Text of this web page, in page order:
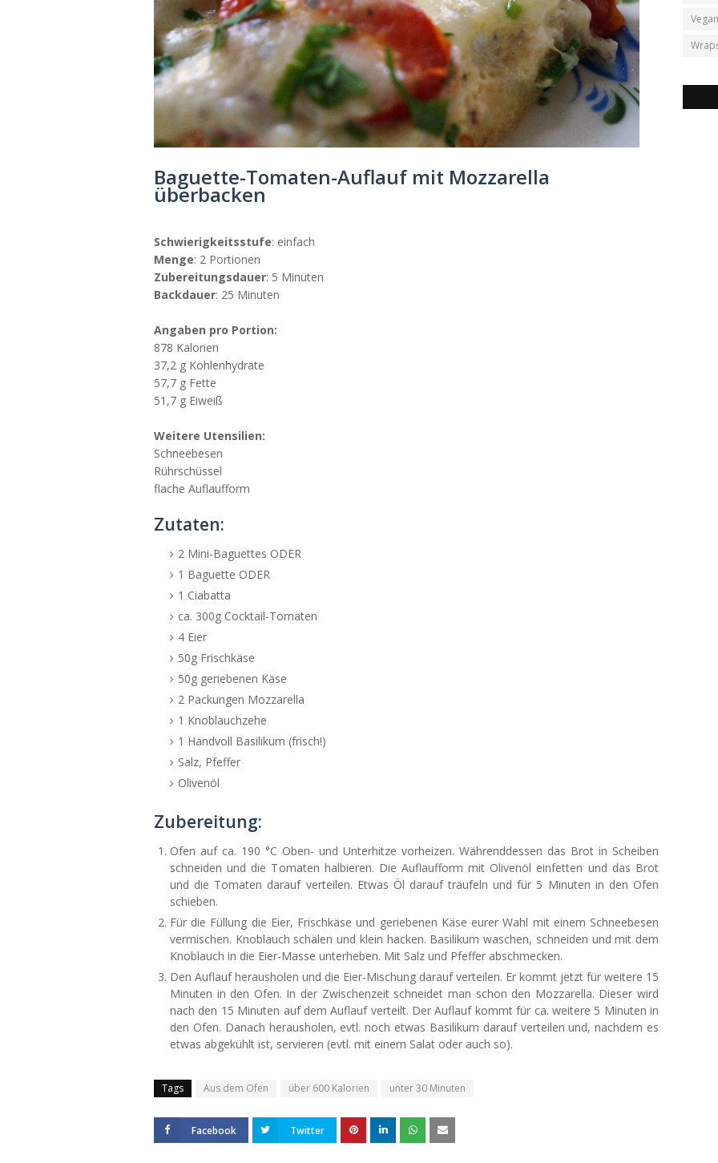
Baguette-Tomaten-Auflauf mit Mozzarella
überbacken
Schwierigkeitsstufe: einfach
Menge: 2 Portionen
Zubereitungsdauer: 5 Minuten
Backdauer: 25 Minuten
Angaben pro Portion:
878 Kalorien
37,2 g Kohlenhydrate
57,7 g Fette
51,7 g Eiweiß
Weitere Utensilien:
Schneebesen
Rührschüssel
flache Auflaufform
Zutaten:
2 Mini-Baguettes ODER
1 Baguette ODER
1 Ciabatta
ca. 300g Cocktail-Tomaten
4 Eier
50g Frischkäse
50g geriebenen Käse
2 Packungen Mozzarella
1 Knoblauchzehe
1 Handvoll Basilikum (frisch!)
Salz, Pfeffer
Olivenöl
Zubereitung:
Ofen auf ca. 190 °C Oben- und Unterhitze vorheizen. Währenddessen das Brot in Scheiben
schneiden und die Tomaten halbieren. Die Auflaufform mit Olivenöl einfetten und das Brot
und die Tomaten darauf verteilen. Etwas Öl darauf träufeln und für 5 Minuten in den Ofen
schieben.
Für die Füllung die Eier, Frischkäse und geriebenen Käse eurer Wahl mit einem Schneebesen
vermischen. Knoblauch schälen und klein hacken. Basilikum waschen, schneiden und mit dem
Knoblauch in die Eier-Masse unterheben. Mit Salz und Pfeffer abschmecken.
Den Auflauf herausholen und die Eier-Mischung darauf verteilen. Er kommt jetzt für weitere 15
Minuten in den Ofen. In der Zwischenzeit schneidet man schon den Mozzarella. Dieser wird
nach den 15 Minuten auf dem Auflauf verteilt. Der Auflauf kommt für ca. weitere 5 Minuten in
den Ofen. Danach herausholen, evtl. noch etwas Basilikum darauf verteilen und, nachdem es
etwas abgekühlt ist, servieren (evtl. mit einem Salat oder auch so).
Tags Aus dem Ofen über 600 Kalorien unter 30 Minuten
Facebook Twitter
Vegan